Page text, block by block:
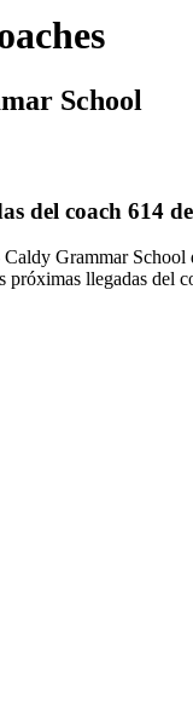
School
del coach 614
Grammar
próximas llegadas del